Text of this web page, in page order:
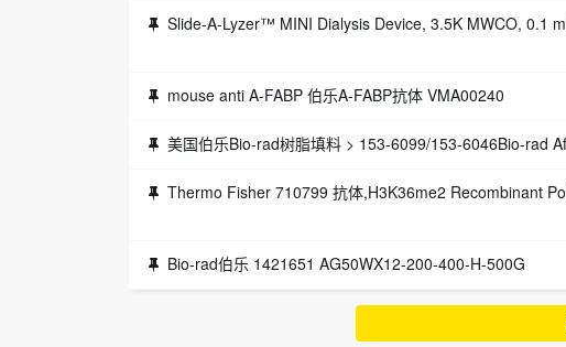
Slide-A-Lyzer™ MINI Dialysis Device, 3.5K MWCO, 0.1
mouse anti A-FABP 伯乐A-FABP抗体 VMA00240
美国伯乐Bio-rad树脂填料 > 153-6099/153-6046Bio-rad
Thermo Fisher 710799 抗体,H3K36me2 Recombinant
Bio-rad伯乐 1421651 AG50WX12-200-400-H-500G